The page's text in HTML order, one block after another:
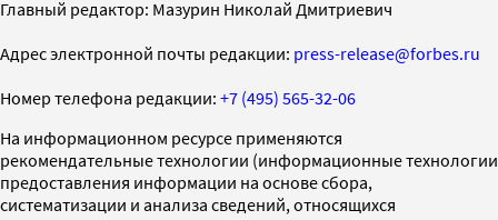
Главный редактор: Мазурин Николай Дмитриевич
Адрес электронной почты редакции: press-release@forbes.ru
Номер телефона редакции: +7 (495) 565-32-06
На информационном ресурсе применяются
рекомендательные технологии (информационные технологии
предоставления информации на основе сбора,
систематизации и анализа сведений, относящихся